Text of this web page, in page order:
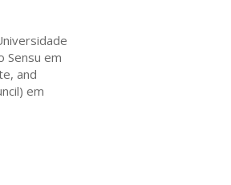
Sensu em
and
em